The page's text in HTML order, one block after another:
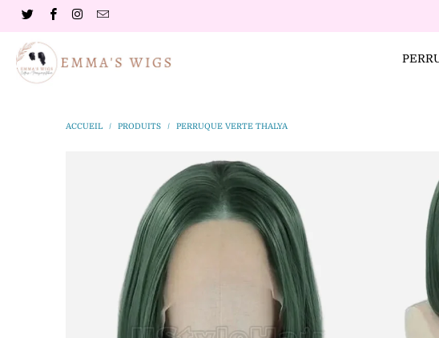
ACCUEIL / PRODUITS / PERRUQUE VERTE THALYA